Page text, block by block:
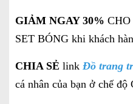
GIẢM NGAY 30%
SET BÓNG khi khách
CHIA SẺ link Đồ trang
cá nhân của bạn ở chế